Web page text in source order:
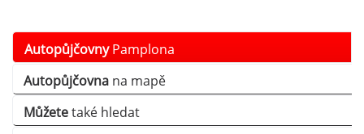
AutopůjčovnyPamplona
Autopůjčovna na mapě
Můžetetaké hledat